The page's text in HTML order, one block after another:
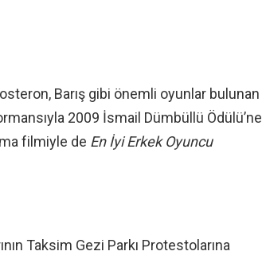
Barış gibi önemli oyunlar bulunan
2009 İsmail Dümbüllü Ödülü’ne
filmiyle de En İyi Erkek Oyuncu
Taksim Gezi Parkı Protestolarına